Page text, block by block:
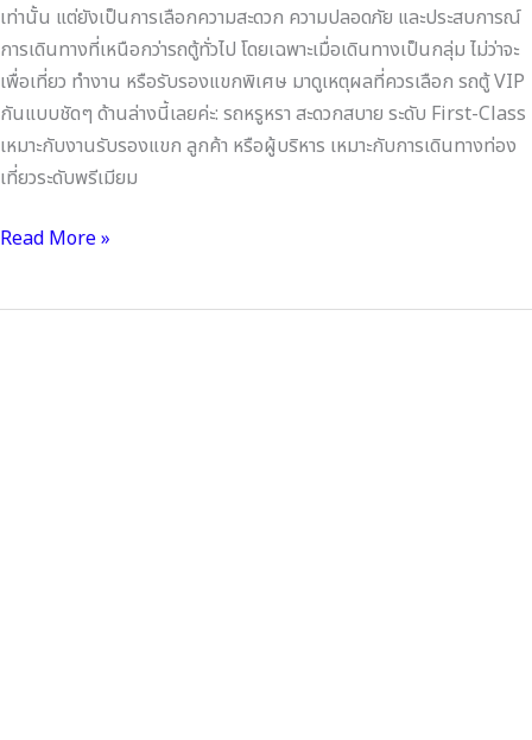
เท่านั้น แต่ยังเป็นการเลือกความสะดวก ความปลอดภัย และประสบการณ์
การเดินทางที่เหนือกว่ารถตู้ทั่วไป โดยเฉพาะเมื่อเดินทางเป็นกลุ่ม ไม่ว่าจะ
เพื่อเที่ยว ทำงาน หรือรับรองแขกพิเศษ มาดูเหตุผลที่ควรเลือก รถตู้ VIP
กันแบบชัดๆ ด้านล่างนี้เลยค่ะ: รถหรูหรา สะดวกสบาย ระดับ First-Class
เหมาะกับงานรับรองแขก ลูกค้า หรือผู้บริหาร เหมาะกับการเดินทางท่อง
เที่ยวระดับพรีเมียม
Read More »